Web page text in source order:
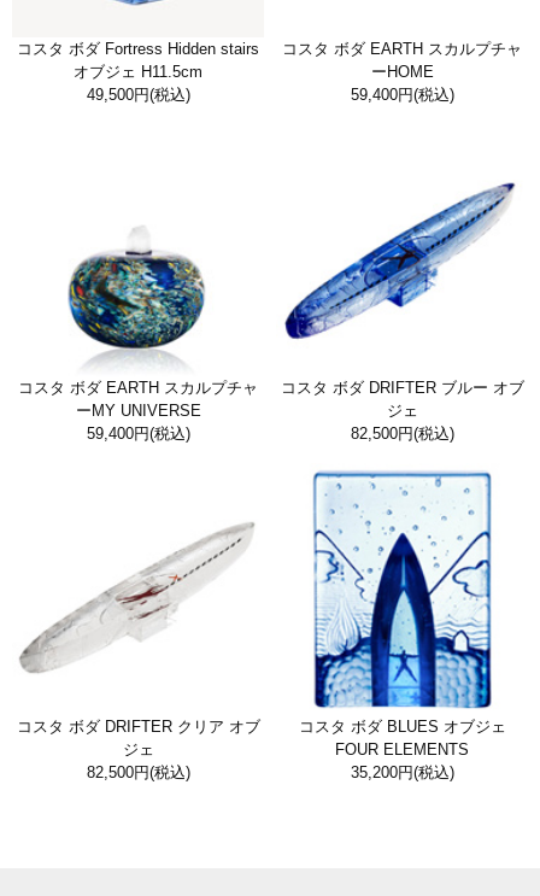
コスタ ボダ Fortress Hidden stairs
オブジェ H11.5cm
49,500円(税込)
コスタ ボダ EARTH スカルプチャ
ーHOME
59,400円(税込)
コスタ ボダ EARTH スカルプチャ
ーMY UNIVERSE
59,400円(税込)
コスタ ボダ DRIFTER ブルー オブ
ジェ
82,500円(税込)
コスタ ボダ DRIFTER クリア オブ
ジェ
82,500円(税込)
コスタ ボダ BLUES オブジェ
FOUR ELEMENTS
35,200円(税込)